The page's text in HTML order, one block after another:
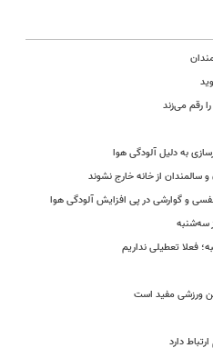
به دلیل آلودگی هوا
سالمندان از خانه خارج نشوند
و گوارشی در پی افزایش آلودگی هوا
سه‌شنبه
فعلا تعطیلی نداریم
ورزشی مفید است
دارد